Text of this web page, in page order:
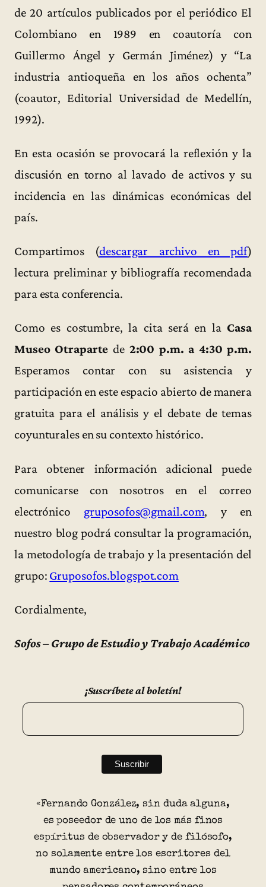
de 20 artículos publicados por el periódico El
Colombiano en 1989 en coautoría con
Guillermo Ángel y Germán Jiménez) y “La
industria antioqueña en los años ochenta”
(coautor, Editorial Universidad de Medellín,
1992).
En esta ocasión se provocará la reflexión y la
discusión en torno al lavado de activos y su
incidencia en las dinámicas económicas del
país.
Compartimos (descargar archivo en pdf)
lectura preliminar y bibliografía recomendada
para esta conferencia.
Como es costumbre, la cita será en la Casa
Museo Otraparte de 2:00 p.m. a 4:30 p.m.
Esperamos contar con su asistencia y
participación en este espacio abierto de manera
gratuita para el análisis y el debate de temas
coyunturales en su contexto histórico.
Para obtener información adicional puede
comunicarse con nosotros en el correo
electrónico gruposofos@gmail.com, y en
nuestro blog podrá consultar la programación,
la metodología de trabajo y la presentación del
grupo: Gruposofos.blogspot.com
Cordialmente,
Sofos – Grupo de Estudio y Trabajo Académico
¡Suscríbete al boletín!
«Fernando González, sin duda alguna,
es poseedor de uno de los más finos
espíritus de observador y de filósofo,
no solamente entre los escritores del
mundo americano, sino entre los